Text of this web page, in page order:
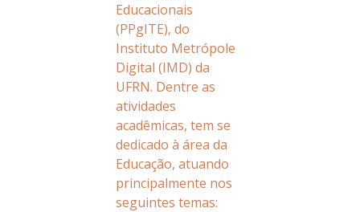
Educacionais
(PPgITE), do
Instituto Metrópole
Digital (IMD) da
UFRN. Dentre as
atividades
acadêmicas, tem se
dedicado à área da
Educação, atuando
principalmente nos
seguintes temas: